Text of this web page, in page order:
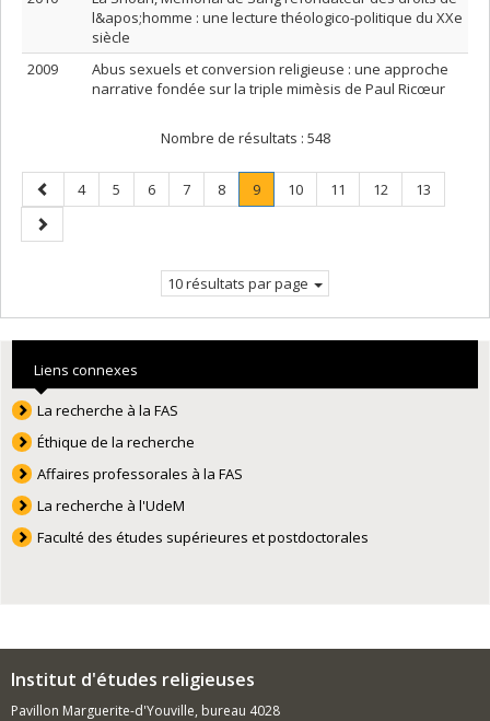
l&apos;homme : une lecture théologico-politique du XXe
siècle
2009
Abus sexuels et conversion religieuse : une approche
narrative fondée sur la triple mimèsis de Paul Ricœur
Nombre de résultats : 548
Page
précédente
Page
4 Page
5 Page
6 Page
7 Page
8 Page
9.
Page
Page
10 Page
11 Page
12 Page
13
Page
suivante
10 résultats par page
Liens connexes
La recherche à la FAS
Éthique de la recherche
Affaires professorales à la FAS
La recherche à l'UdeM
Faculté des études supérieures et postdoctorales
Institut d'études religieuses
Pavillon Marguerite-d'Youville, bureau 4028